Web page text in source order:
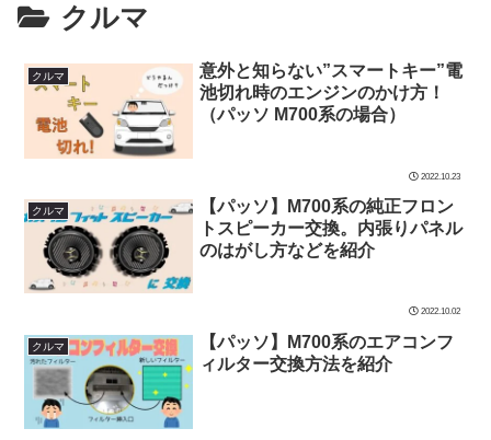
クルマ
クルマ
意外と知らない”スマートキー”電
池切れ時のエンジンのかけ方！
（パッソ M700系の場合）
2022.10.23
クルマ
【パッソ】M700系の純正フロン
トスピーカー交換。内張りパネル
のはがし方などを紹介
2022.10.02
クルマ
【パッソ】M700系のエアコンフ
ィルター交換方法を紹介